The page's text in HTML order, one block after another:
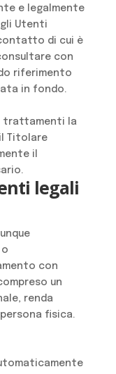
e legalmente
Utenti
di cui è
con
riferimento
in fondo.
trattamenti la
Titolare
il
legali
con
un
renda
fisica.